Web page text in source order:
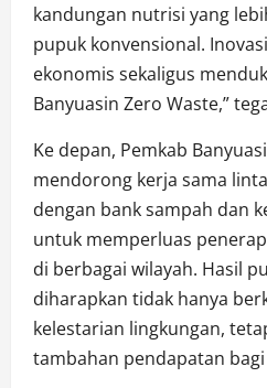
kandungan nutrisi yang
pupuk konvensional.
ekonomis sekaligus
Banyuasin Zero Waste,”
Ke depan, Pemkab
mendorong kerja sama
dengan bank sampah dan
untuk memperluas
di berbagai wilayah. Hasil
diharapkan tidak hanya
kelestarian lingkungan,
tambahan pendapatan